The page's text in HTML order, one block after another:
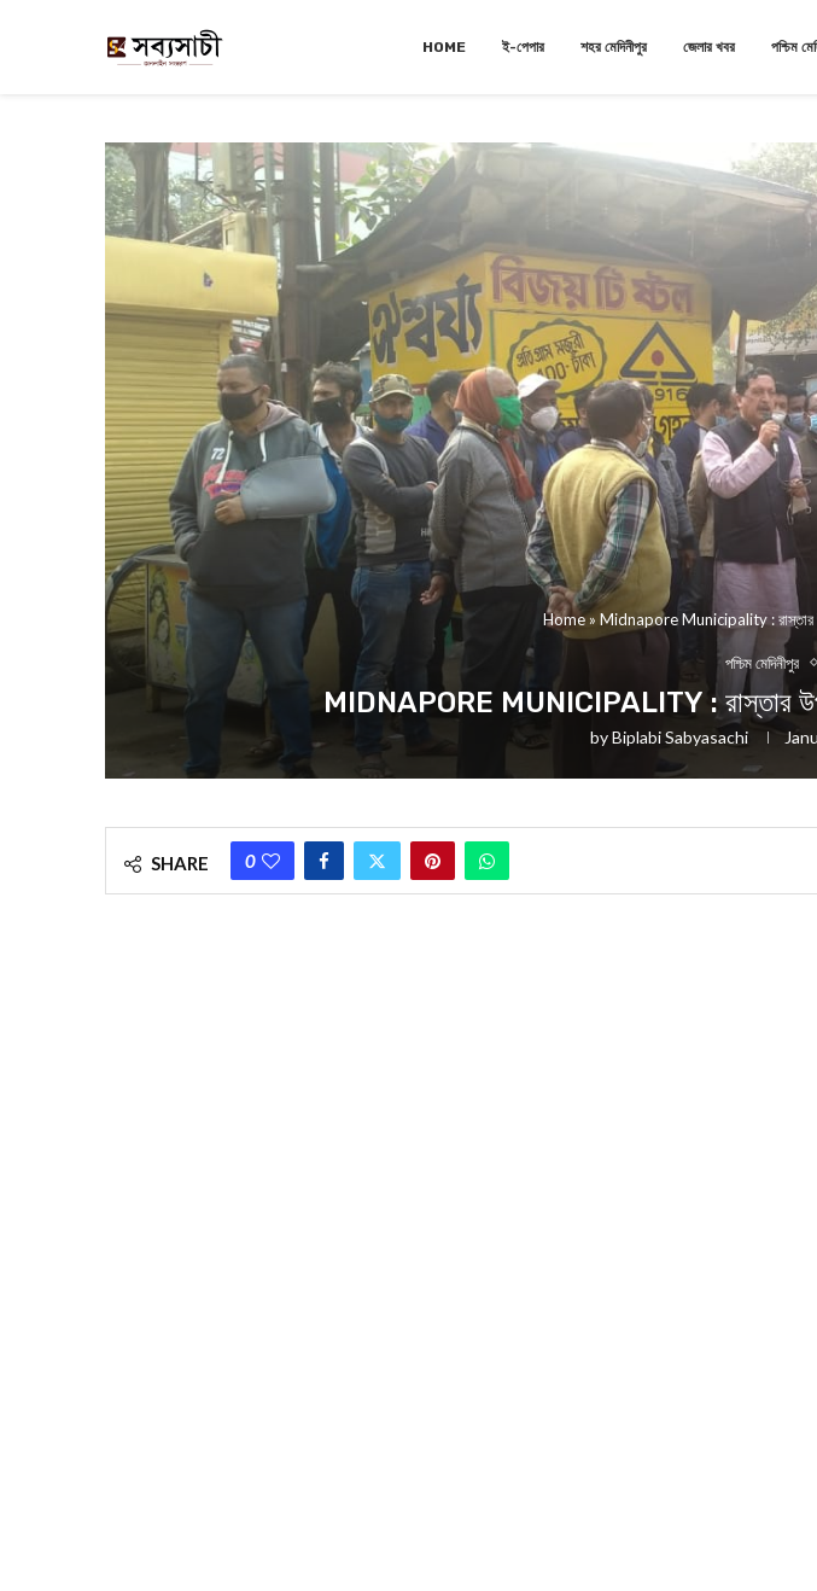
HOME ই-পেপার শহর মেদিনীপুর জেলার খবর পশ্চিম
Home» Midnapore Municipality : রাস্তার উপর
পশ্চিম মেদিনীপুর
MIDNAPORE MUNICIPALITY : রাস্তার উপর
byBiplabi Sabyasachi
SHARE 0